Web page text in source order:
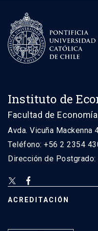
Instituto de
Facultad de
Avda. Vicuña Mackenna
Teléfono: +56 2 2354
Dirección de
ACREDITACIÓN